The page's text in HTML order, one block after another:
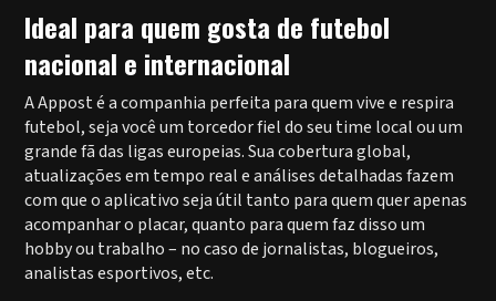
Ideal para quem gosta de futebol
nacional e internacional
A Appost é a companhia perfeita para quem vive e respira
futebol, seja você um torcedor fiel do seu time local ou um
grande fã das ligas europeias. Sua cobertura global,
atualizações em tempo real e análises detalhadas fazem
com que o aplicativo seja útil tanto para quem quer apenas
acompanhar o placar, quanto para quem faz disso um
hobby ou trabalho – no caso de jornalistas, blogueiros,
analistas esportivos, etc.